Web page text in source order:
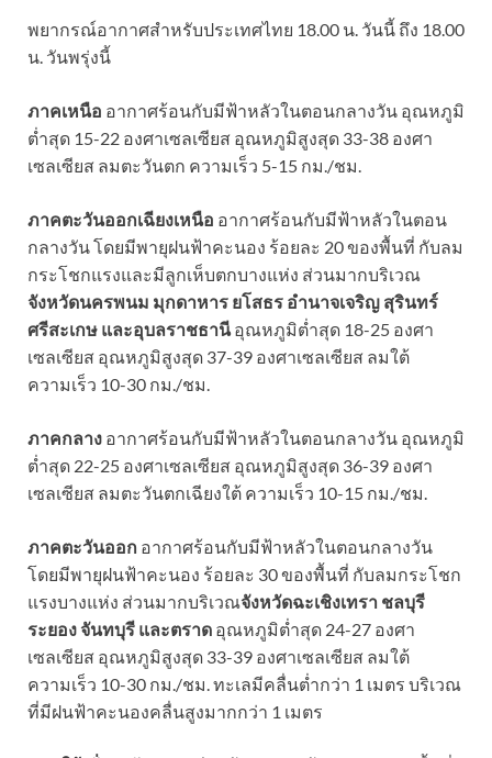
พยากรณ์อากาศสำหรับประเทศไทย 18.00 น. วันนี้ ถึง 18.00
น. วันพรุ่งนี้
ภาคเหนือ อากาศร้อนกับมีฟ้าหลัวในตอนกลางวัน อุณหภูมิ
ต่ำสุด 15-22 องศาเซลเซียส อุณหภูมิสูงสุด 33-38 องศา
เซลเซียส ลมตะวันตก ความเร็ว 5-15 กม./ชม.
ภาคตะวันออกเฉียงเหนือ อากาศร้อนกับมีฟ้าหลัวในตอน
กลางวัน โดยมีพายุฝนฟ้าคะนอง ร้อยละ 20 ของพื้นที่ กับลม
กระโชกแรงและมีลูกเห็บตกบางแห่ง ส่วนมากบริเวณ
จังหวัดนครพนม มุกดาหาร ยโสธร อำนาจเจริญ สุรินทร์
ศรีสะเกษ และอุบลราชธานีอุณหภูมิต่ำสุด 18-25 องศา
เซลเซียส อุณหภูมิสูงสุด 37-39 องศาเซลเซียส ลมใต้
ความเร็ว 10-30 กม./ชม.
ภาคกลาง อากาศร้อนกับมีฟ้าหลัวในตอนกลางวัน อุณหภูมิ
ต่ำสุด 22-25 องศาเซลเซียส อุณหภูมิสูงสุด 36-39 องศา
เซลเซียส ลมตะวันตกเฉียงใต้ ความเร็ว 10-15 กม./ชม.
ภาคตะวันออก อากาศร้อนกับมีฟ้าหลัวในตอนกลางวัน
โดยมีพายุฝนฟ้าคะนอง ร้อยละ 30 ของพื้นที่ กับลมกระโชก
แรงบางแห่ง ส่วนมากบริเวณจังหวัดฉะเชิงเทรา ชลบุรี
ระยอง จันทบุรี และตราด อุณหภูมิต่ำสุด 24-27 องศา
เซลเซียส อุณหภูมิสูงสุด 33-39 องศาเซลเซียส ลมใต้
ความเร็ว 10-30 กม./ชม. ทะเลมีคลื่นต่ำกว่า 1 เมตร บริเวณ
ที่มีฝนฟ้าคะนองคลื่นสูงมากกว่า 1 เมตร